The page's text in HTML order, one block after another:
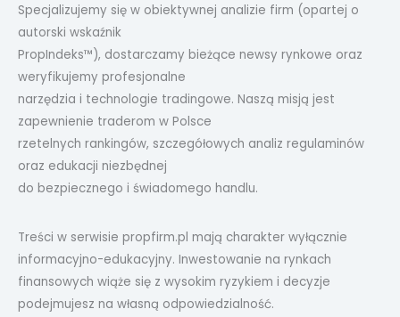
Specjalizujemy się w obiektywnej analizie firm (opartej o
autorski wskaźnik
PropIndeks™), dostarczamy bieżące newsy rynkowe oraz
weryfikujemy profesjonalne
narzędzia i technologie tradingowe. Naszą misją jest
zapewnienie traderom w Polsce
rzetelnych rankingów, szczegółowych analiz regulaminów
oraz edukacji niezbędnej
do bezpiecznego i świadomego handlu.
Treści w serwisie propfirm.pl mają charakter wyłącznie
informacyjno-edukacyjny. Inwestowanie na rynkach
finansowych wiąże się z wysokim ryzykiem i decyzje
podejmujesz na własną odpowiedzialność.